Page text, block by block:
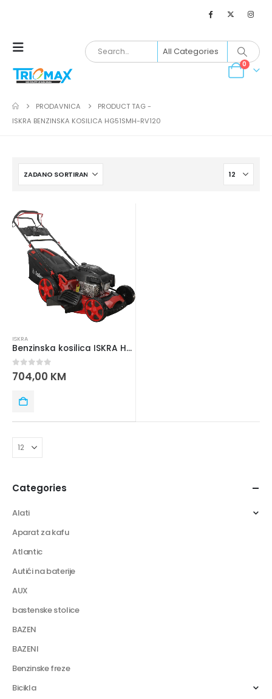
0
PRODAVNICA
PRODUCT TAG -
ISKRA BENZINSKA KOSILICA HG51SMH-RV120
ISKRA
Benzinska kosilica ISKRA HG51SMH-RV120
0 out of 5
704,00 KM
Categories
Alati
Aparat za kafu
Atlantic
Autići na baterije
AUX
bastenske stolice
BAZEN
BAZENI
Benzinske freze
Bicikla